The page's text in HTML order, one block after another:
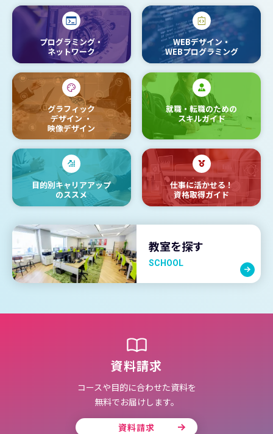
プログラミング・
ネットワーク
WEBデザイン・
WEBプログラミング
グラフィック
デザイン ・
映像デザイン
就職・転職のための
スキルガイド
目的別キャリアアップ
のススメ
仕事に活かせる！
資格取得ガイド
教室を探す
SCHOOL
資料請求
コースや目的に合わせた資料を
無料でお届けします。
資料請求